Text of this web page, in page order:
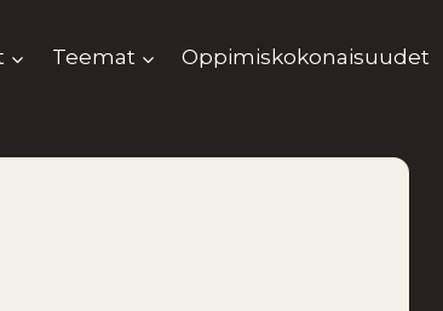
Teemat Oppimiskokonaisuudet